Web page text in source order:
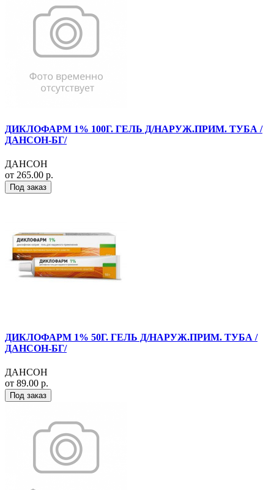
ДИКЛОФАРМ 1% 100Г. ГЕЛЬ Д/НАРУЖ.ПРИМ. ТУБА /
ДАНСОН-БГ/
ДАНСОН
от 265.00 р.
Под заказ
ДИКЛОФАРМ 1% 50Г. ГЕЛЬ Д/НАРУЖ.ПРИМ. ТУБА /
ДАНСОН-БГ/
ДАНСОН
от 89.00 р.
Под заказ